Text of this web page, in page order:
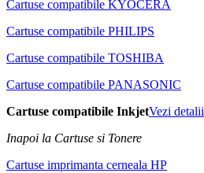
Cartuse compatibile KYOCERA
Cartuse compatibile PHILIPS
Cartuse compatibile TOSHIBA
Cartuse compatibile PANASONIC
Cartuse compatibile InkjetVezi detalii
Inapoi la Cartuse si Tonere
Cartuse imprimanta cerneala HP